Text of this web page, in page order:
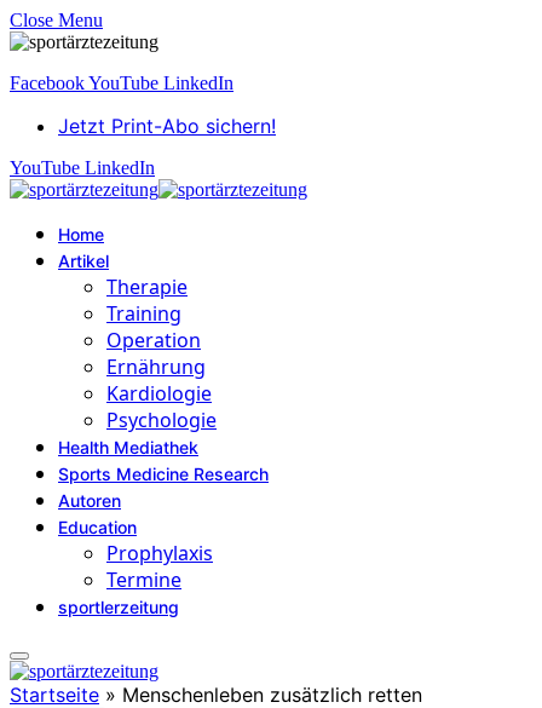
Close Menu
FacebookYouTube LinkedIn
Jetzt Print-Abo sichern!
YouTube LinkedIn
Home
Artikel
Therapie
Training
Operation
Ernährung
Kardiologie
Psychologie
Health Mediathek
Sports Medicine Research
Autoren
Education
Prophylaxis
Termine
sportlerzeitung
Startseite » Menschenleben zusätzlich retten